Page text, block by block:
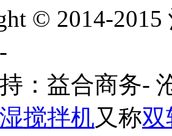
© 2014-
：益合商务-
搅拌机又称双